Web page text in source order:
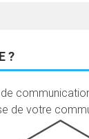
?
de votre